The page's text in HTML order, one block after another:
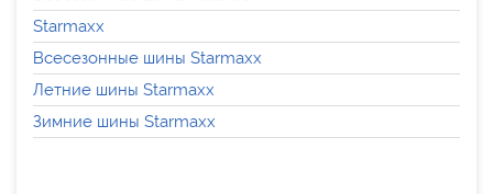
Starmaxx
Всесезонные шины Starmaxx
Летние шины Starmaxx
Зимние шины Starmaxx